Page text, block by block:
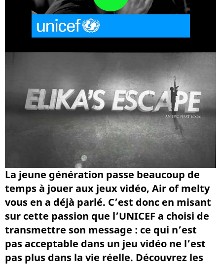
La jeune génération passe beaucoup de
temps à jouer aux jeux vidéo, Air of melty
vous en a déjà parlé. C’est donc en misant
sur cette passion que l’UNICEF a choisi de
transmettre son message : ce qui n’est
pas acceptable dans un jeu vidéo ne l’est
pas plus dans la vie réelle. Découvrez les